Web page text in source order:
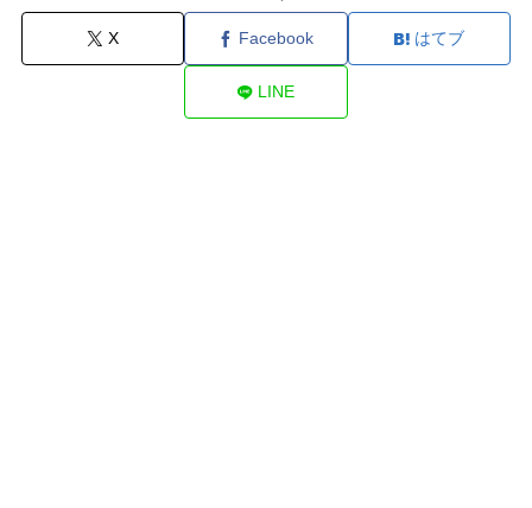
X Facebook はてブ
LINE